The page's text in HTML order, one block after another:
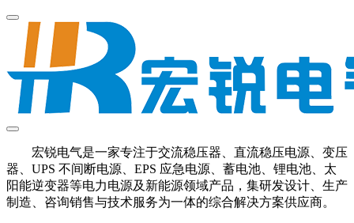
宏锐电气是一家专注于交流稳压器、直流稳压电源、变压
器、UPS 不间断电源、EPS 应急电源、蓄电池、锂电池、太
阳能逆变器等电力电源及新能源领域产品，集研发设计、生产
制造、咨询销售与技术服务为一体的综合解决方案供应商。